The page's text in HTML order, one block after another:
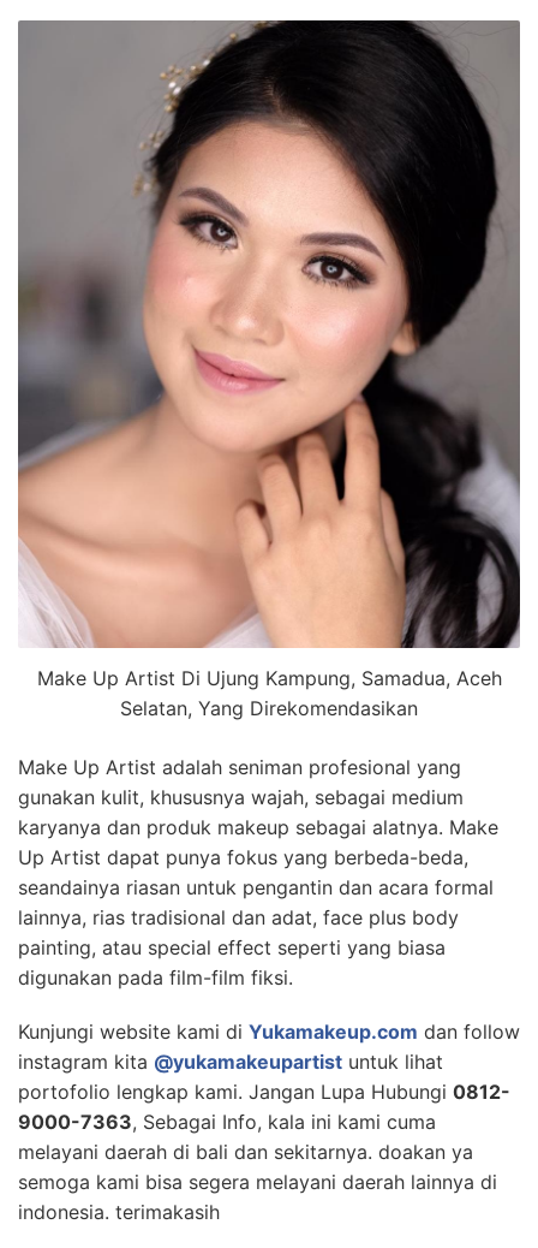
Make Up Artist Di Ujung Kampung, Samadua, Aceh
Selatan, Yang Direkomendasikan
Make Up Artist adalah seniman profesional yang
gunakan kulit, khususnya wajah, sebagai medium
karyanya dan produk makeup sebagai alatnya. Make
Up Artist dapat punya fokus yang berbeda-beda,
seandainya riasan untuk pengantin dan acara formal
lainnya, rias tradisional dan adat, face plus body
painting, atau special effect seperti yang biasa
digunakan pada film-film fiksi.
Kunjungi website kami di Yukamakeup.com dan follow
instagram kita @yukamakeupartist untuk lihat
portofolio lengkap kami. Jangan Lupa Hubungi 0812-
9000-7363, Sebagai Info, kala ini kami cuma
melayani daerah di bali dan sekitarnya. doakan ya
semoga kami bisa segera melayani daerah lainnya di
indonesia. terimakasih